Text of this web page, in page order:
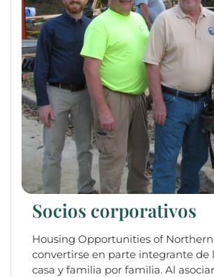
Socios corporativos
Housing Opportunities of
convertirse en parte integrante de
casa y familia por familia. Al